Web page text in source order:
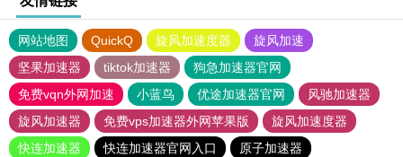
网站地图 QuickQ 旋风加速度器
旋风加速
坚果加速器
tiktok加速器
狗急加速器官网
免费vqn外网加速
小蓝鸟 优途加速器官网
风驰加速器
旋风加速器
免费vps加速器外网苹果版
旋风加速度器
快连加速器
快连加速器官网入口
原子加速器